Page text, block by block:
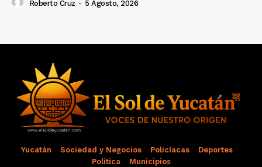
Roberto Cruz - 5 Agosto, 2026
Yucatán Sociedad y Negocios Policíacas
Deportes
Política
Municipios